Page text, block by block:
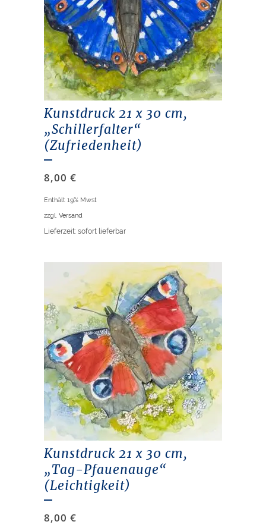
Kunstdruck 21 x 30 cm,
„Schillerfalter“
(Zufriedenheit)
8,00 €
Enthält 19% Mwst
zzgl. Versand
Lieferzeit: sofort lieferbar
Kunstdruck 21 x 30 cm,
„Tag-Pfauenauge“
(Leichtigkeit)
8,00 €